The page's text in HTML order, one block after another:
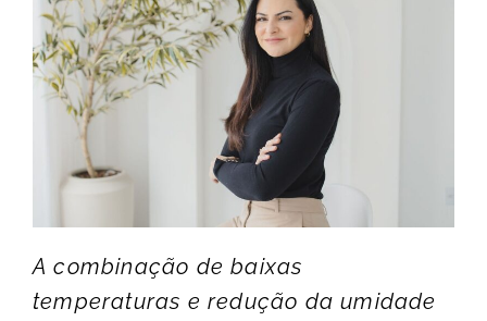
A combinação de baixas
temperaturas e redução da umidade